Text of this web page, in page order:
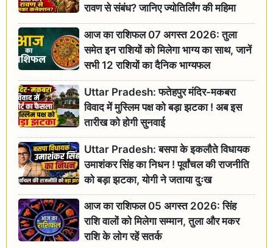
रावण से संबंध? जानिए ज्योतिर्लिंग की महिमा
आज का राशिफल 07 अगस्त 2026: तुला
समेत इन राशियों को मिलेगा भाग्य का साथ, जानें
सभी 12 राशियों का दैनिक भाग्यफल
Uttar Pradesh: फतेहपुर मंदिर-मकबरा
विवाद में मुस्लिम पक्ष को बड़ा झटका ! अब इस
तारीख को होगी सुनवाई
Uttar Pradesh: बसपा के इकलौते विधायक
उमाशंकर सिंह का निधन ! पूर्वांचल की राजनीति
को बड़ा झटका, योगी ने जताया दुःख
आज का राशिफल 05 अगस्त 2026: सिंह
राशि वालों को मिलेगा सम्मान, तुला और मकर
राशि के लोग रहें सतर्क